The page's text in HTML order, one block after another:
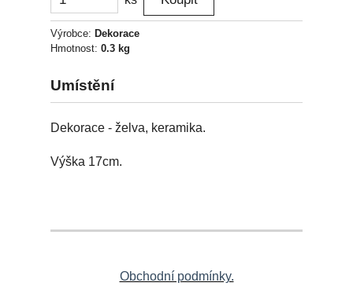
Výrobce: Dekorace
Hmotnost: 0.3 kg
Umístění
Dekorace - želva, keramika.
Výška 17cm.
Obchodní podmínky.